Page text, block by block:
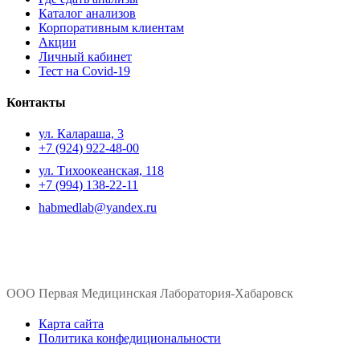
Каталог анализов
Корпоративным клиентам
Акции
Личный кабинет
Тест на Covid-19
Контакты
ул. ​Калараша, 3
+7 (924) 922-48-00
ул. ​Тихоокеанская, 118
+7 (994) 138-22-11
habmedlab@yandex.ru
ООО Первая Медицинская Лаборатория-Хабаровск
Карта сайта
Политика конфедициональности